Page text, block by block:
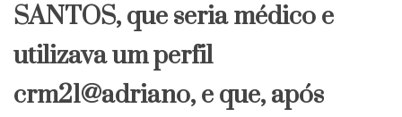
SANTOS, que seria médico e
utilizava um perfil
crm21@adriano, e que, após